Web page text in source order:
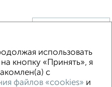
Под ключ Загородный
использовать
кнопку «Принять», я
с
файлов «cookies» и